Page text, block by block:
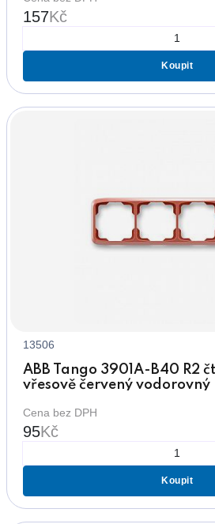
157Kč
Koupit
13506
ABB Tango 3901A-B40 R2
vřesově červený vodorovný
Cena bez DPH
95Kč
Koupit